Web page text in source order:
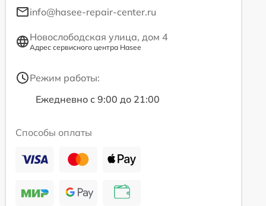
info@hasee-repair-center.ru
Новослободская улица, дом 4
Адрес сервисного центра Hasee
Режим работы:
Ежедневно с 9:00 до 21:00
Способы оплаты